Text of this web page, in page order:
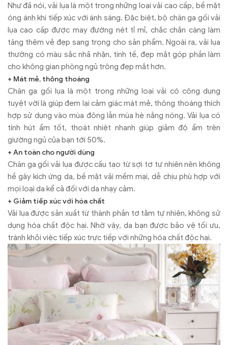
Như đã nói, vải lụa là một trong những loại vải cao cấp, bề mặt
óng ánh khi tiếp xúc với ánh sáng. Đặc biệt, bộ chăn ga gối vải
lụa cao cấp được may đường nét tỉ mỉ, chắc chắn càng làm
tăng thêm vẻ đẹp sang trọng cho sản phẩm. Ngoài ra, vải lụa
thường có màu sắc nhã nhặn, tinh tế, đẹp mắt góp phần làm
cho không gian phòng ngủ trông đẹp mắt hơn.
+ Mát mẻ, thông thoáng
Chăn ga gối lụa là một trong những loại vải có công dụng
tuyệt vời là giúp đem lại cảm giác mát mẻ, thông thoáng thích
hợp sử dụng vào mùa đông lẫn mùa hè nắng nóng. Vải lụa có
tính hút ẩm tốt, thoát nhiệt nhanh giúp giảm độ ẩm trên
giường ngủ của bạn tới 50%.
+ An toàn cho người dùng
Chăn ga gối vải lụa được cấu tạo từ sợi tơ tự nhiên nên không
hề gây kích ứng da, bề mặt vải mềm mại, dễ chịu phù hợp với
mọi loại da kể cả đối với da nhạy cảm.
+ Giảm tiếp xúc với hóa chất
Vải lụa được sản xuất từ thành phần tơ tằm tự nhiên, không sử
dụng hóa chất độc hại. Nhờ vậy, da bạn được bảo vệ tối ưu,
tránh khỏi việc tiếp xúc trực tiếp với những hóa chất độc hại.